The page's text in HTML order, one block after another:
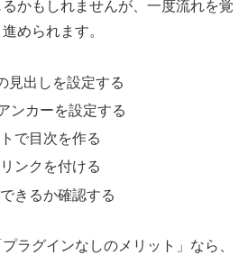
かもしれませんが、一度流れを覚
められます。
見出しを設定する
ンカーを設定する
で目次を作る
ンクを付ける
きるか確認する
ラグインなしのメリット」なら、